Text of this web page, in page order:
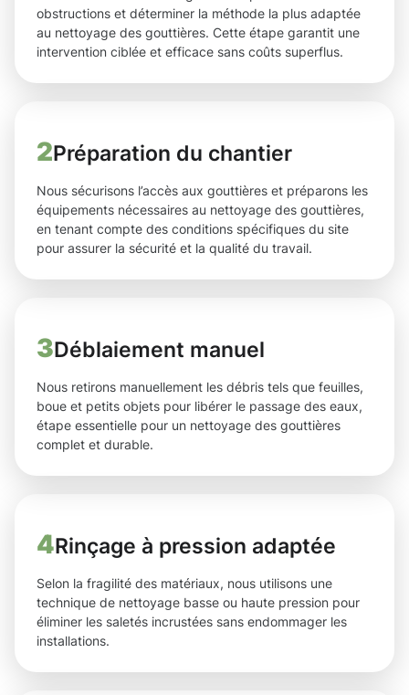
obstructions et déterminer la méthode la plus adaptée
au nettoyage des gouttières. Cette étape garantit une
intervention ciblée et efficace sans coûts superflus.
2Préparation du chantier
Nous sécurisons l’accès aux gouttières et préparons les
équipements nécessaires au nettoyage des gouttières,
en tenant compte des conditions spécifiques du site
pour assurer la sécurité et la qualité du travail.
3Déblaiement manuel
Nous retirons manuellement les débris tels que feuilles,
boue et petits objets pour libérer le passage des eaux,
étape essentielle pour un nettoyage des gouttières
complet et durable.
4Rinçage à pression adaptée
Selon la fragilité des matériaux, nous utilisons une
technique de nettoyage basse ou haute pression pour
éliminer les saletés incrustées sans endommager les
installations.